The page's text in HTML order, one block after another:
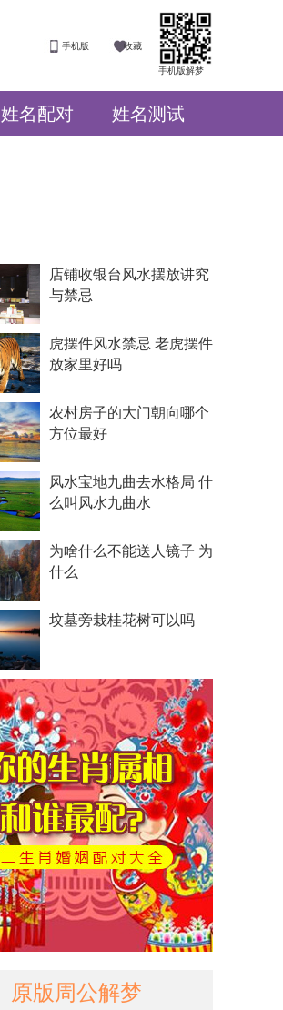
手机版解梦
手机版 收藏
姓名配对 姓名测试
店铺收银台风水摆放讲究
与禁忌
虎摆件风水禁忌 老虎摆件
放家里好吗
农村房子的大门朝向哪个
方位最好
风水宝地九曲去水格局 什
么叫风水九曲水
为啥什么不能送人镜子 为
什么
坟墓旁栽桂花树可以吗
原版周公解梦